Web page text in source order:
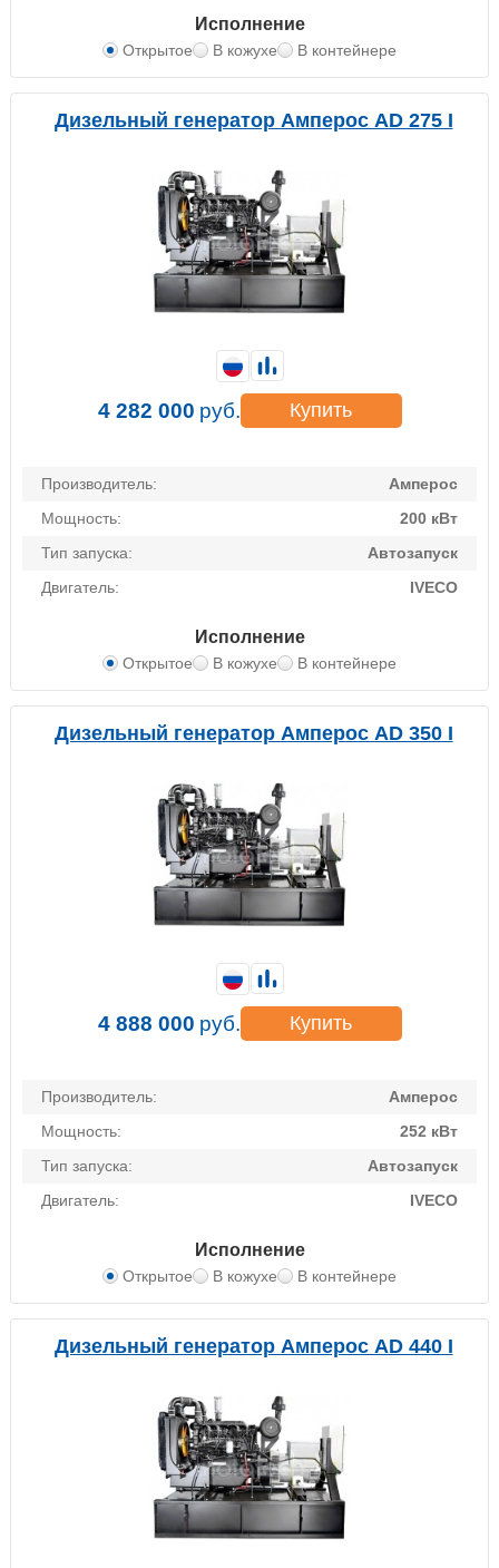
Исполнение
Открытое В кожухе В контейнере
Дизельный генератор Амперос AD 275 I
Производитель:
Амперос
Мощность:
200 кВт
Тип запуска:
Автозапуск
Двигатель:
IVECO
Исполнение
Открытое В кожухе В контейнере
4 282 000 руб. Купить
Дизельный генератор Амперос AD 350 I
Производитель:
Амперос
Мощность:
252 кВт
Тип запуска:
Автозапуск
Двигатель:
IVECO
Исполнение
Открытое В кожухе В контейнере
4 888 000 руб. Купить
Дизельный генератор Амперос AD 440 I